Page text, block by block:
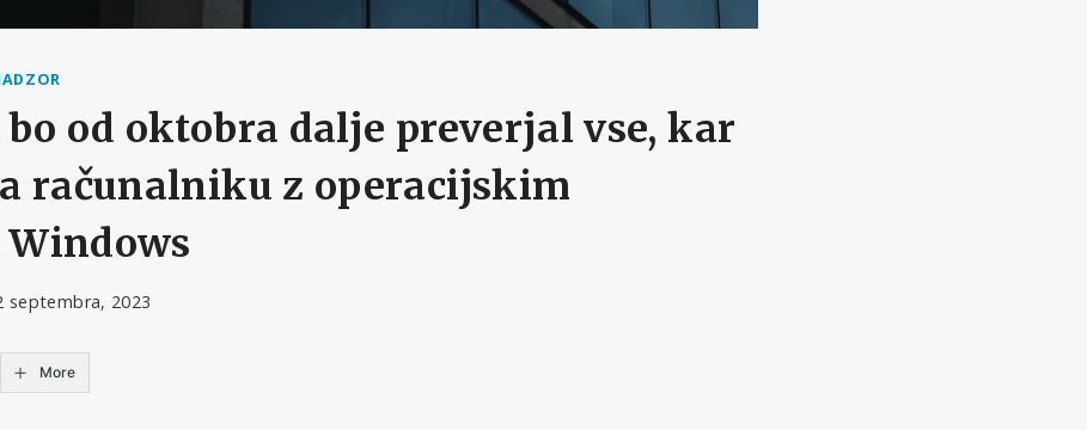
od oktobra dalje preverjal vse, kar
računalniku z operacijskim
septembra, 2023
More